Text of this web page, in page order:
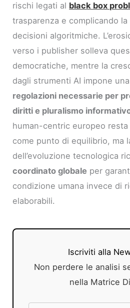
rischi legati al black box
trasparenza e complicando
decisioni algoritmiche.
verso i publisher solleva
democratiche, mentre la
dagli strumenti AI impone
regolazioni necessarie per
diritti e pluralismo
human-centric europeo
come punto di equilibrio, ma
dell’evoluzione tecnologica
coordinato globale per
condizione umana invece di
elaborabili.
Iscriviti alla
Non perdere le analisi
nella Matrice